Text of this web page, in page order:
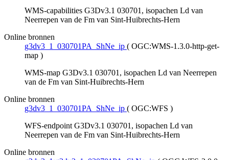
WMS-capabilities G3Dv3.1 030701, isopachen Ld van
Neerrepen van de Fm van Sint-Huibrechts-Hern
Online bronnen
g3dv3_1_030701PA_ShNe_ip ( OGC:WMS-1.3.0-http-get-
map )
WMS-map G3Dv3.1 030701, isopachen Ld van Neerrepen
van de Fm van Sint-Huibrechts-Hern
Online bronnen
g3dv3_1_030701PA_ShNe_ip ( OGC:WFS )
WFS-endpoint G3Dv3.1 030701, isopachen Ld van
Neerrepen van de Fm van Sint-Huibrechts-Hern
Online bronnen